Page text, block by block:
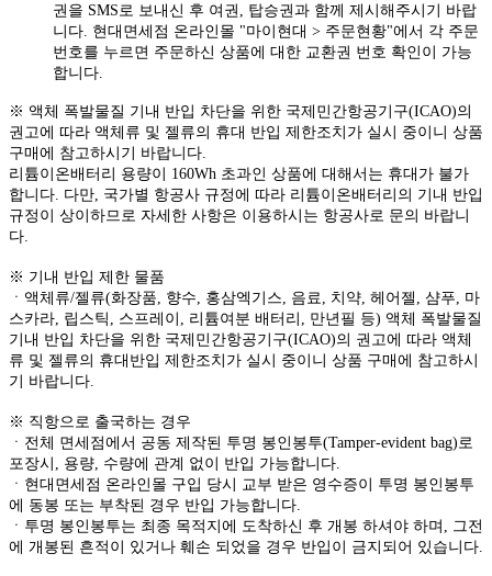
권을 SMS로 보내신 후 여권, 탑승권과 함께 제시해주시기 바랍
니다. 현대면세점 온라인몰 "마이현대 > 주문현황"에서 각 주문
번호를 누르면 주문하신 상품에 대한 교환권 번호 확인이 가능
합니다.
※ 액체 폭발물질 기내 반입 차단을 위한 국제민간항공기구(ICAO)의
권고에 따라 액체류 및 젤류의 휴대 반입 제한조치가 실시 중이니 상품
구매에 참고하시기 바랍니다.
리튬이온배터리 용량이 160Wh 초과인 상품에 대해서는 휴대가 불가
합니다. 다만, 국가별 항공사 규정에 따라 리튬이온배터리의 기내 반입
규정이 상이하므로 자세한 사항은 이용하시는 항공사로 문의 바랍니
다.
※ 기내 반입 제한 물품
ㆍ액체류/젤류(화장품, 향수, 홍삼엑기스, 음료, 치약, 헤어젤, 샴푸, 마
스카라, 립스틱, 스프레이, 리튬여분 배터리, 만년필 등) 액체 폭발물질
기내 반입 차단을 위한 국제민간항공기구(ICAO)의 권고에 따라 액체
류 및 젤류의 휴대반입 제한조치가 실시 중이니 상품 구매에 참고하시
기 바랍니다.
※ 직항으로 출국하는 경우
ㆍ전체 면세점에서 공동 제작된 투명 봉인봉투(Tamper-evident bag)로
포장시, 용량, 수량에 관계 없이 반입 가능합니다.
ㆍ현대면세점 온라인몰 구입 당시 교부 받은 영수증이 투명 봉인봉투
에 동봉 또는 부착된 경우 반입 가능합니다.
ㆍ투명 봉인봉투는 최종 목적지에 도착하신 후 개봉 하셔야 하며, 그전
에 개봉된 흔적이 있거나 훼손 되었을 경우 반입이 금지되어 있습니다.